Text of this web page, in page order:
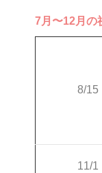
7月〜12月の
8/15
11/1